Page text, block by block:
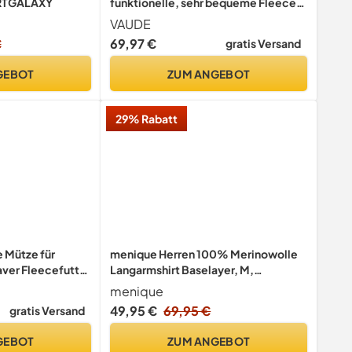
Jacke, Passform: Slim fit, dark sea
uni, L
VAUDE
69,97 €
gratis Versand
ZUM ANGEBOT
Mütze für
Fleecefutter
Cuff Mütze
gratis Versand
29% Rabatt
menique Herren 100% Merinowolle
Langarmshirt Baselayer, M,
Natürliche
menique
49,95 € 69,95 €
ZUM ANGEBOT